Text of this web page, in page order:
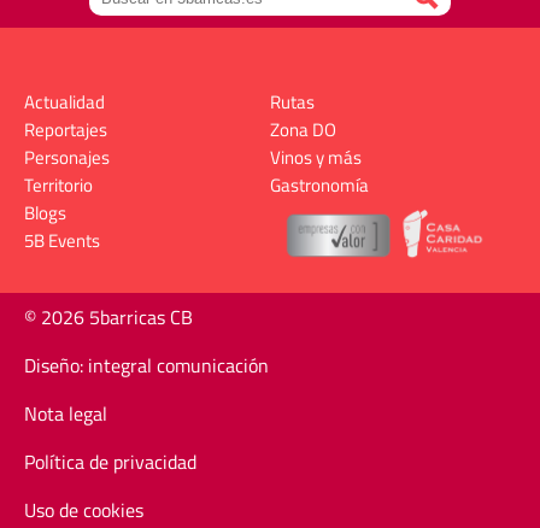
Actualidad
Reportajes
Personajes
Territorio
Rutas
Zona DO
Vinos y más
Gastronomía
Blogs
5B Events
© 2026 5barricas CB
Diseño: integral comunicación
Nota legal
Política de privacidad
Uso de cookies